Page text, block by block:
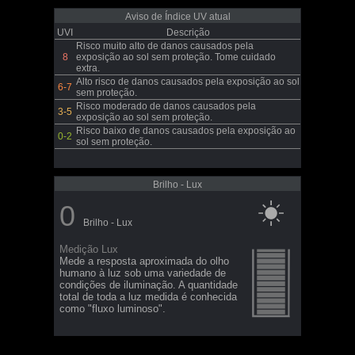
Aviso de Índice UV atual
UVI
Descrição
8
Risco muito alto de danos causados pela
exposição ao sol sem proteção. Tome cuidado
extra.
6-7 Alto risco de danos causados pela exposição ao sol
sem proteção.
3-5 Risco moderado de danos causados pela
exposição ao sol sem proteção.
0-2 Risco baixo de danos causados pela exposição ao
sol sem proteção.
Brilho - Lux
0 Brilho - Lux
Medição Lux
Mede a resposta aproximada do olho
humano à luz sob uma variedade de
condições de iluminação. A quantidade
total de toda a luz medida é conhecida
como "fluxo luminoso".